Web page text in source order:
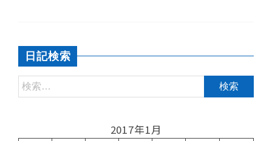
日記検索
2017年1月